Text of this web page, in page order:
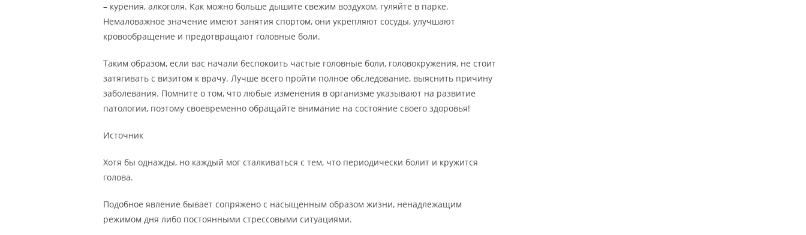
– курения, алкоголя. Как можно больше дышите свежим воздухом, гуляйте в парке.
Немаловажное значение имеют занятия спортом, они укрепляют сосуды, улучшают
кровообращение и предотвращают головные боли.
Таким образом, если вас начали беспокоить частые головные боли, головокружения, не стоит
затягивать с визитом к врачу. Лучше всего пройти полное обследование, выяснить причину
заболевания. Помните о том, что любые изменения в организме указывают на развитие
патологии, поэтому своевременно обращайте внимание на состояние своего здоровья!
Источник
Хотя бы однажды, но каждый мог сталкиваться с тем, что периодически болит и кружится
голова.
Подобное явление бывает сопряжено с насыщенным образом жизни, ненадлежащим
режимом дня либо постоянными стрессовыми ситуациями.